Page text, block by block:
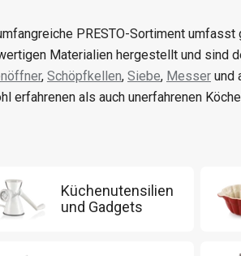
PRESTO-Sortiment umfasst
Materialien hergestellt und sind
, Schöpfkellen, Siebe, Messer und
erfahrenen als auch unerfahrenen
Küchenutensilien
und Gadgets